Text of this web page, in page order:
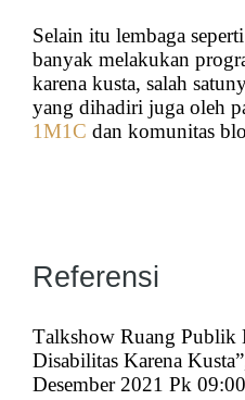
Selain itu lembaga
banyak melakukan
karena kusta, salah
yang dihadiri juga oleh
1M1C dan komunitas
Referensi
Talkshow Ruang Publik
Disabilitas Karena
Desember 2021 Pk